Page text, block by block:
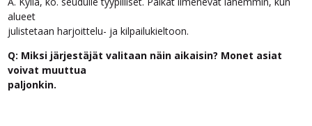
alueet
julistetaan harjoittelu- ja kilpailukieltoon.
Q: Miksi järjestäjät valitaan näin aikaisin? Monet asiat
voivat muuttua
paljonkin.